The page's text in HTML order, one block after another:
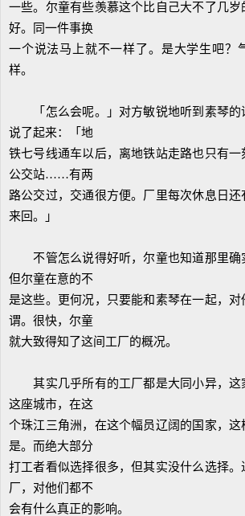
一些。尔童有些羡慕这个比自己大不了几
好。同一件事换
一个说法马上就不一样了。是大学生吧？
样。
「怎么会呢。」对方敏锐地听到素琴的
说了起来：「地
铁七号线通车以后，离地铁站走路也只有
公交站……有两
路公交过，交通很方便。厂里每次休息日
来回。」
不管怎么说得好听，尔童也知道那里确
但尔童在意的不
是这些。更何况，只要能和素琴在一起，
谓。很快，尔童
就大致得知了这间工厂的概况。
其实几乎所有的工厂都是大同小异，这
这座城市，在这
个珠江三角洲，在这个幅员辽阔的国家，
是。而绝大部分
打工者看似选择很多，但其实没什么选择
厂，对他们都不
会有什么真正的影响。